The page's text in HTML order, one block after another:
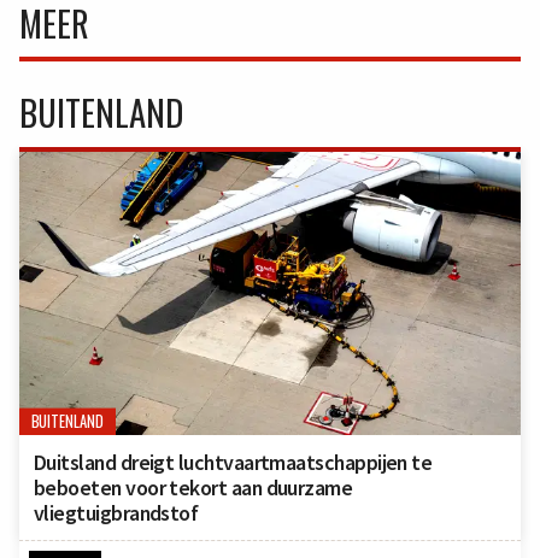
MEER
BUITENLAND
BUITENLAND
Duitsland dreigt luchtvaartmaatschappijen te
beboeten voor tekort aan duurzame
vliegtuigbrandstof